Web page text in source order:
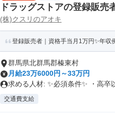
ドラッグストアの登録販売
(株)クスリのアオキ
登録販売者｜資格手当月1万円✨年
群馬県北群馬郡榛東村
月給23万6000円～33万円
求める人材: ✨必須条件✨ ・高卒
交通費支給